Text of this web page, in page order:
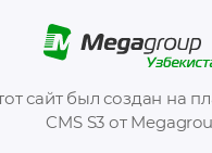
сайт был создан на
CMS S3 от